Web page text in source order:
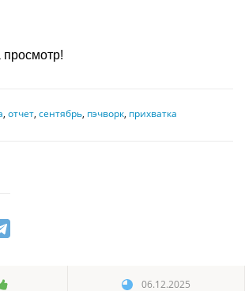
просмотр!
, отчет, сентябрь, пэчворк, прихватка
06.12.2025